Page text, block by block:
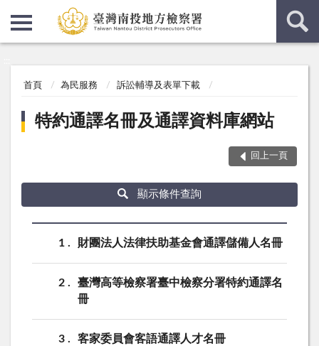
首頁 為民服務 訴訟輔導及表單下載
特約通譯名冊及通譯資料庫網站
回上一頁
顯示條件查詢
1 財團法人法律扶助基金會通譯儲備人名冊
2
臺灣高等檢察署臺中檢察分署特約通譯名
冊
3 客家委員會客語通譯人才名冊